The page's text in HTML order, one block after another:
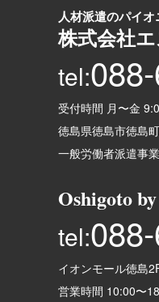
人材派遣のパイオ
株式会社
tel:
受付時間 月〜金
徳島県徳島市徳島
一般労働者派遣事
Oshigoto
tel:
イオンモール徳島
営業時間 10:00〜